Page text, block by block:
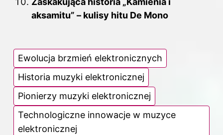
aksamitu” – kulisy hitu De Mono
Ewolucja brzmień elektronicznych
Historia muzyki elektronicznej
Pionierzy muzyki elektronicznej
Technologiczne innowacje w muzyce
elektronicznej